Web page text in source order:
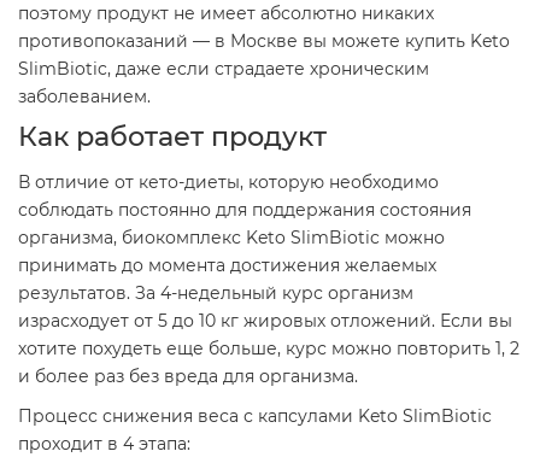
поэтому продукт не имеет абсолютно никаких
противопоказаний — в Москве вы можете купить Keto
SlimBiotic, даже если страдаете хроническим
заболеванием.
Как работает продукт
В отличие от кето-диеты, которую необходимо
соблюдать постоянно для поддержания состояния
организма, биокомплекс Keto SlimBiotic можно
принимать до момента достижения желаемых
результатов. За 4-недельный курс организм
израсходует от 5 до 10 кг жировых отложений. Если вы
хотите похудеть еще больше, курс можно повторить 1, 2
и более раз без вреда для организма.
Процесс снижения веса с капсулами Keto SlimBiotic
проходит в 4 этапа: